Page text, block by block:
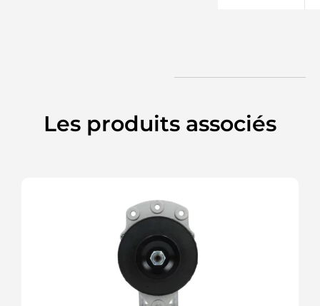
DRS3908
Remy
Les produits associés